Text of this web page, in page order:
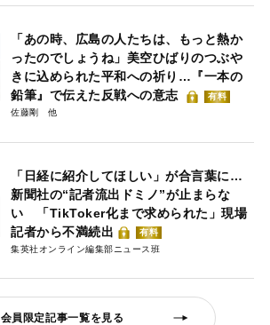
「あの時、広島の人たちは、もっと熱か
ったのでしょうね」美空ひばりのつぶや
きに込められた平和への祈り…『一本の
鉛筆』で伝えた反戦への意志
有料
佐藤剛
「日経に紹介してほしい」が合言葉に…
新聞社の“記者流出ドミノ”が止まらな
い 「TikToker化まで求められた」現場
記者から不満続出
有料
集英社オンライン編集部ニュース班
会員限定記事一覧を見る